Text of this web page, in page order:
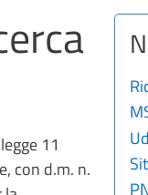
11
con d.m. n.